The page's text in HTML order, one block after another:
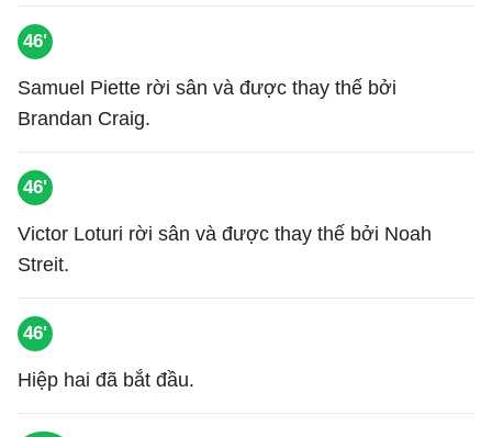
46'
Samuel Piette rời sân và được thay thế bởi
Brandan Craig.
46'
Victor Loturi rời sân và được thay thế bởi Noah
Streit.
46'
Hiệp hai đã bắt đầu.